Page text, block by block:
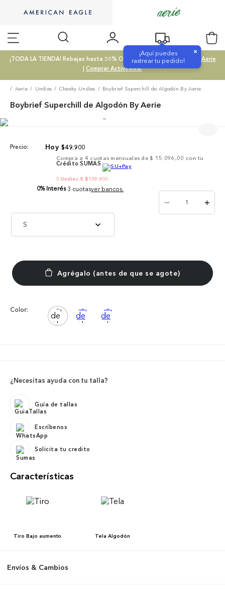
¡Aquí puedes
rastrear tu pedido!
×
¡TODA LA TIENDA! Rebajas hasta 50% OFF |Comprar SALE|Comprar Aerie
| Comprar Activewear
Aerie Undies Cheeky Undies Boybrief Superchill de Algodón By Aerie
Boybrief Superchill de Algodón By Aerie
Precio: $49.900
Compra a 4 cuotas mensuales de $ 15.096,00 con tu
Crédito SUMAS
5 Undies X $139.900
0% Interés 3 cuotasver bancos.
S
＋
－
Color:
¿Necesitas ayuda con tu talla?
Guía de tallas
Escríbenos
Solicita tu credito
Características
Tiro Bajo aumento Tela Algodón
Envíos & Cambios